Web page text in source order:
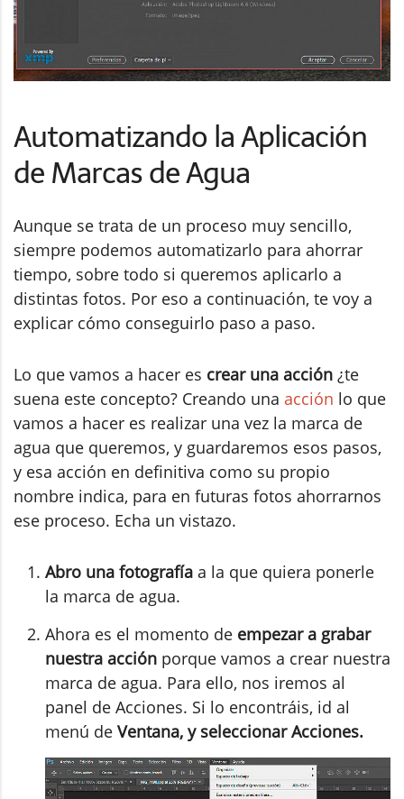
Automatizando la Aplicación
de Marcas de Agua
Aunque se trata de un proceso muy sencillo,
siempre podemos automatizarlo para ahorrar
tiempo, sobre todo si queremos aplicarlo a
distintas fotos. Por eso a continuación, te voy a
explicar cómo conseguirlo paso a paso.
Lo que vamos a hacer es crear una acción ¿te
suena este concepto? Creando una acción lo que
vamos a hacer es realizar una vez la marca de
agua que queremos, y guardaremos esos pasos,
y esa acción en definitiva como su propio
nombre indica, para en futuras fotos ahorrarnos
ese proceso. Echa un vistazo.
Abro una fotografía a la que quiera ponerle
la marca de agua.
Ahora es el momento de empezar a grabar
nuestra acción porque vamos a crear nuestra
marca de agua. Para ello, nos iremos al
panel de Acciones. Si lo encontráis, id al
menú de Ventana, y seleccionar Acciones.